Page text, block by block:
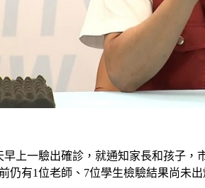
上一驗出確診，就通知家長和孩子
仍有1位老師、7位學生檢驗結果尚未出